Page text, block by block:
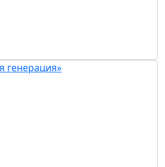
генерация»